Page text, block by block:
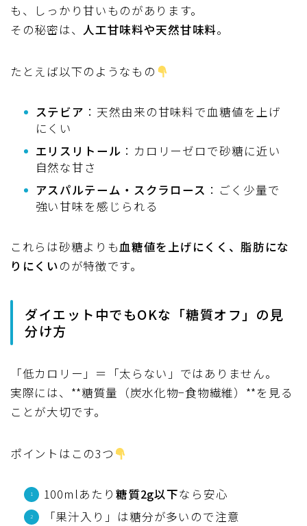
も、しっかり甘いものがあります。
その秘密は、人工甘味料や天然甘味料。
たとえば以下のようなもの
ステビア ：天然由来の甘味料で血糖値を上げ
にくい
エリスリトール ：カロリーゼロで砂糖に近い
自然な甘さ
アスパルテーム・スクラロース ：ごく少量で
強い甘味を感じられる
これらは砂糖よりも血糖値を上げにくく、脂肪にな
りにくいのが特徴です。
ダイエット中でもOKな「糖質オフ」の見
分け方
「低カロリー」＝「太らない」ではありません。
実際には、**糖質量（炭水化物−食物繊維）**を見る
ことが大切です。
ポイントはこの3つ
100mlあたり 糖質2g以下なら安心
「果汁入り」は糖分が多いので注意